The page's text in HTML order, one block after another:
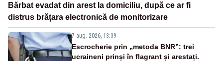
Bărbat evadat din arest la domiciliu, după ce ar fi
distrus brățara electronică de monitorizare
7 aug. 2026, 13:39
Escrocherie prin „metoda BNR”: trei
ucraineni prinși în flagrant și arestați.